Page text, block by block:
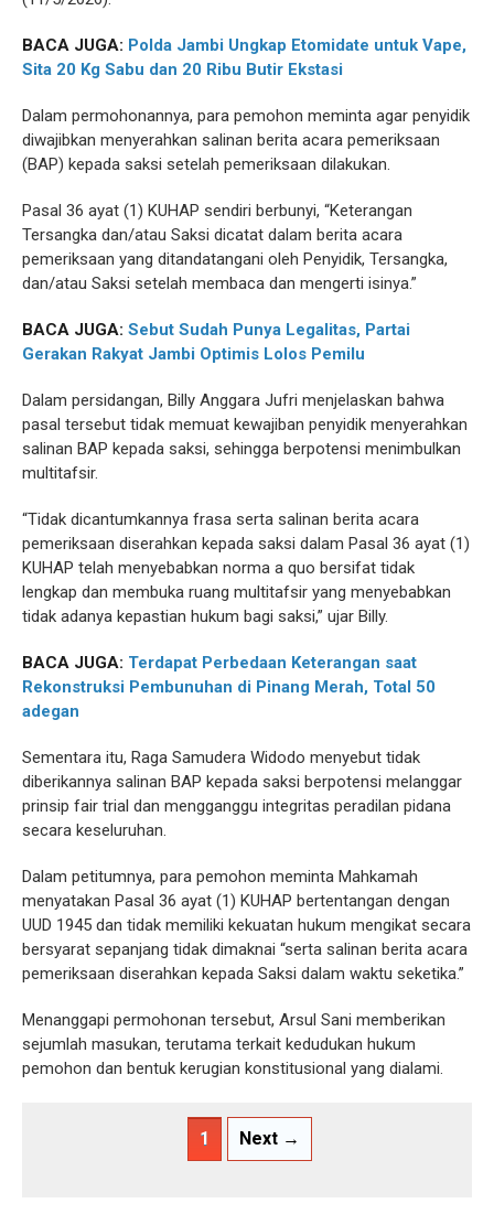
BACA JUGA: Polda Jambi Ungkap Etomidate untuk Vape,
Sita 20 Kg Sabu dan 20 Ribu Butir Ekstasi
Dalam permohonannya, para pemohon meminta agar penyidik
diwajibkan menyerahkan salinan berita acara pemeriksaan
(BAP) kepada saksi setelah pemeriksaan dilakukan.
Pasal 36 ayat (1) KUHAP sendiri berbunyi, “Keterangan
Tersangka dan/atau Saksi dicatat dalam berita acara
pemeriksaan yang ditandatangani oleh Penyidik, Tersangka,
dan/atau Saksi setelah membaca dan mengerti isinya.”
BACA JUGA: Sebut Sudah Punya Legalitas, Partai
Gerakan Rakyat Jambi Optimis Lolos Pemilu
Dalam persidangan, Billy Anggara Jufri menjelaskan bahwa
pasal tersebut tidak memuat kewajiban penyidik menyerahkan
salinan BAP kepada saksi, sehingga berpotensi menimbulkan
multitafsir.
“Tidak dicantumkannya frasa serta salinan berita acara
pemeriksaan diserahkan kepada saksi dalam Pasal 36 ayat (1)
KUHAP telah menyebabkan norma a quo bersifat tidak
lengkap dan membuka ruang multitafsir yang menyebabkan
tidak adanya kepastian hukum bagi saksi,” ujar Billy.
BACA JUGA: Terdapat Perbedaan Keterangan saat
Rekonstruksi Pembunuhan di Pinang Merah, Total 50
adegan
Sementara itu, Raga Samudera Widodo menyebut tidak
diberikannya salinan BAP kepada saksi berpotensi melanggar
prinsip fair trial dan mengganggu integritas peradilan pidana
secara keseluruhan.
Dalam petitumnya, para pemohon meminta Mahkamah
menyatakan Pasal 36 ayat (1) KUHAP bertentangan dengan
UUD 1945 dan tidak memiliki kekuatan hukum mengikat secara
bersyarat sepanjang tidak dimaknai “serta salinan berita acara
pemeriksaan diserahkan kepada Saksi dalam waktu seketika.”
Menanggapi permohonan tersebut, Arsul Sani memberikan
sejumlah masukan, terutama terkait kedudukan hukum
pemohon dan bentuk kerugian konstitusional yang dialami.
1 Next →